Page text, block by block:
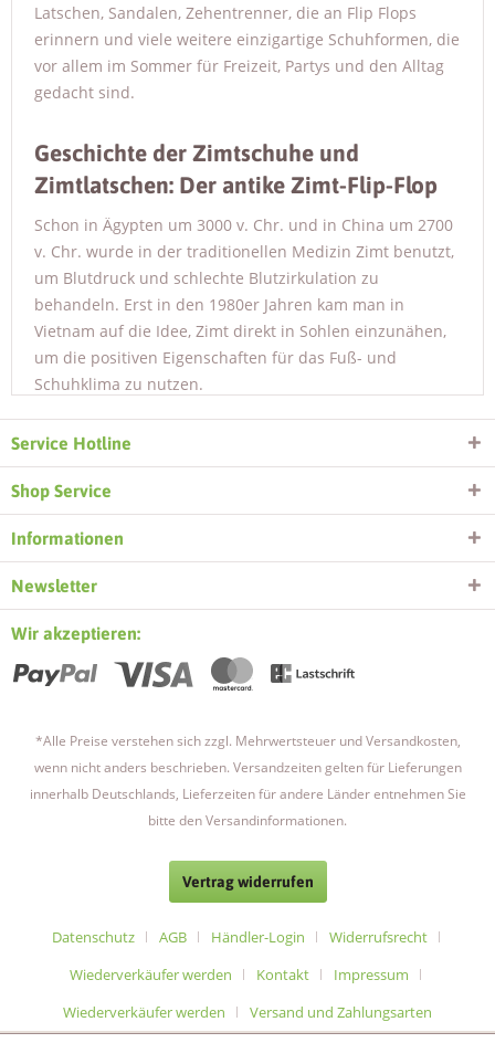
Latschen, Sandalen, Zehentrenner, die an Flip Flops
erinnern und viele weitere einzigartige Schuhformen, die
vor allem im Sommer für Freizeit, Partys und den Alltag
gedacht sind.
Geschichte der Zimtschuhe und
Zimtlatschen: Der antike Zimt-Flip-Flop
Schon in Ägypten um 3000 v. Chr. und in China um 2700
v. Chr. wurde in der traditionellen Medizin Zimt benutzt,
um Blutdruck und schlechte Blutzirkulation zu
behandeln. Erst in den 1980er Jahren kam man in
Vietnam auf die Idee, Zimt direkt in Sohlen einzunähen,
um die positiven Eigenschaften für das Fuß- und
Schuhklima zu nutzen.
Unsere Zimteinlegesohlen werden in Vietnam hergestellt
nach Größe der Sohlen. Bei den Zimtlatschen ist diese
Füllung in der Innensohle eingenäht. Die heilsamen
Wirkungen des Zimtes werden durch die Sohle des
Fußes aufgenommen und beeinflussen die inneren
Organe positiv. Diese Wirkung wird u. a. auch in den
Wirkung von Zimtsohlen
Körper, stützt die Blutzirkulation und reguliert die
Temperatur der Füße.
Die Produkte des Zimtbaumes gelten als ein wertvoller
Rohstoff, der unter anderem zur Herstellung von
Das Holz wurde aber auch beim Hausbau geschätzt um
den frischen und guten Geruch als Lebenselixier zu
Schon früh wurde die angenehme Wirkung des Zimtes
auf die Fußsohlen erkannt und Holzschuhe getragen.
Service Hotline
Shop Service
Informationen
Newsletter
Wir akzeptieren:
*Alle Preise verstehen sich zzgl. Mehrwertsteuer und Versandkosten,
wenn nicht anders beschrieben. Versandzeiten gelten für Lieferungen
innerhalb Deutschlands, Lieferzeiten für andere Länder entnehmen Sie
bitte den Versandinformationen.
Vertrag widerrufen
Datenschutz AGB Händler-Login
Widerrufsrecht
Wiederverkäufer werden
Kontakt
Impressum
Wiederverkäufer werden
Versand und Zahlungsarten